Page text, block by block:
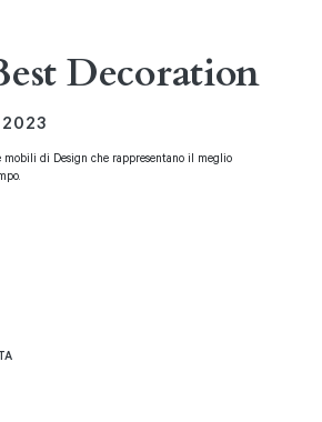
Decoration
di Design che rappresentano il meglio